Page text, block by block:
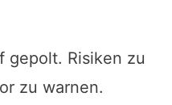
gepolt. Risiken zu
zu warnen.